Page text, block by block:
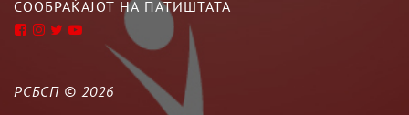
СООБРАЌАЈОТ НА ПАТИШТАТА
РСБСП © 2026